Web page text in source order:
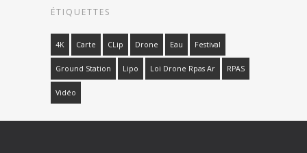
ÉTIQUETTES
4K Carte CLip Drone Eau Festival
Ground Station Lipo Loi Drone Rpas Ar RPAS
Vidéo